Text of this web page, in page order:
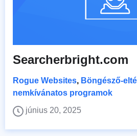
Searcherbright.com
Rogue Websites, Böngésző-
nemkívánatos programok
június 20, 2025